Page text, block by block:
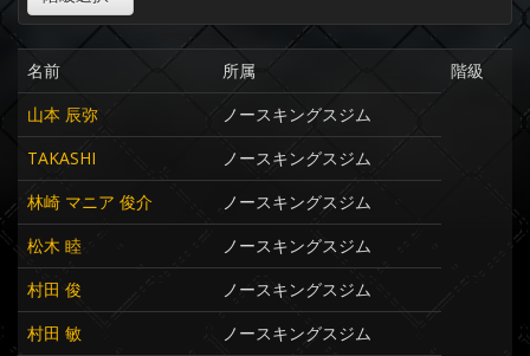
名前 所属
階級
山本 辰弥
ノースキングスジム
TAKASHI
ノースキングスジム
林崎 マニア 俊介
ノースキングスジム
松木 睦
ノースキングスジム
村田 俊
ノースキングスジム
村田 敏
ノースキングスジム